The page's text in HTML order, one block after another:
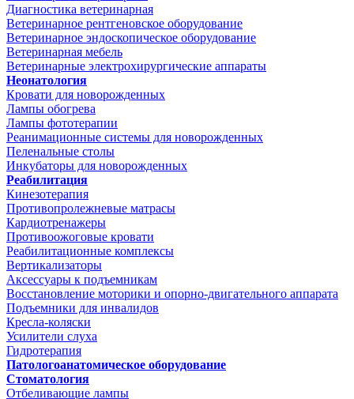
Диагностика ветеринарная
Ветеринарное рентгеновское оборудование
Ветеринарное эндоскопическое оборудование
Ветеринарная мебель
Ветеринарные электрохирургические аппараты
Неонатология
Кровати для новорожденных
Лампы обогрева
Лампы фототерапии
Реанимационные системы для новорожденных
Пеленальные столы
Инкубаторы для новорожденных
Реабилитация
Кинезотерапия
Противопролежневые матрасы
Кардиотренажеры
Противоожоговые кровати
Реабилитационные комплексы
Вертикализаторы
Аксессуары к подъемникам
Восстановление моторики и опорно-двигательного аппарата
Подъемники для инвалидов
Кресла-коляски
Усилители слуха
Гидротерапия
Патологоанатомическое оборудование
Стоматология
Отбеливающие лампы